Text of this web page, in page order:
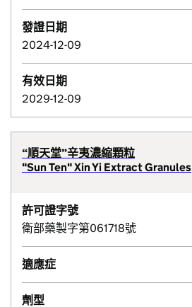
發證日期
2024-12-09
有效日期
2029-12-09
“順天堂”辛夷濃縮顆粒
"Sun Ten" Xin Yi Extract Granules
許可證字號
衛部藥製字第061718號
適應症
劑型